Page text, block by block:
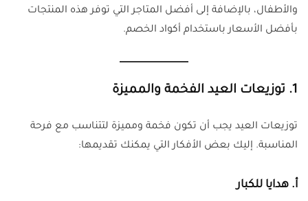
والأطفال، بالإضافة إلى أفضل المتاجر التي توفر هذه المنتجات
بأفضل الأسعار باستخدام أكواد الخصم.
1. توزيعات العيد الفخمة والمميزة
توزيعات العيد يجب أن تكون فخمة ومميزة لتتناسب مع فرحة
المناسبة. إليك بعض الأفكار التي يمكنك تقديمها:
أ. هدايا للكبار